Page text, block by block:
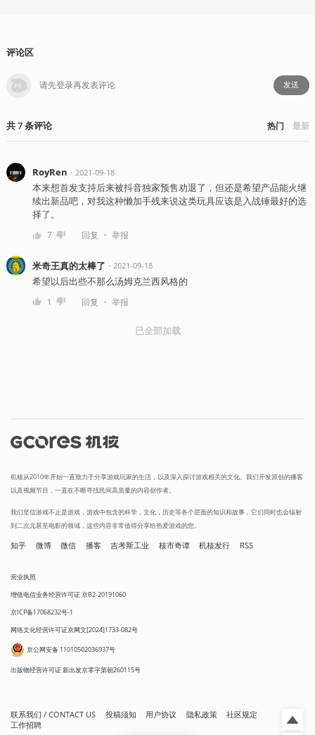
评论区
发送
共7条评论 热门 最新
RoyRen ・ 2021-09-18
本来想首发支持后来被抖音独家预售劝退了，但还是希望产品能火继
续出新品吧，对我这种懒加手残来说这类玩具应该是入战锤最好的选
择了。
7 回复 ・ 举报
米奇王真的太棒了 ・ 2021-09-18
希望以后出些不那么汤姆克兰西风格的
1 回复 ・ 举报
已全部加载
机核从2010年开始一直致力于分享游戏玩家的生活，以及深入探讨游戏相关的文化。我们开发原创的播客
以及视频节目，一直在不断寻找民间高质量的内容创作者。
我们坚信游戏不止是游戏，游戏中包含的科学，文化，历史等各个层面的知识和故事，它们同时也会辐射
到二次元甚至电影的领域，这些内容非常值得分享给热爱游戏的您。
知乎 微博 微信 播客 吉考斯工业 核市奇谭 机核发行 RSS
营业执照
增值电信业务经营许可证 京B2-20191060
京ICP备17068232号-1
网络文化经营许可证京网文[2024]1733-082号
京公网安备 11010502036937号
出版物经营许可证 新出发京零字第朝260115号
联系我们 / CONTACT US 投稿须知 用户协议 隐私政策
社区规定
工作招聘